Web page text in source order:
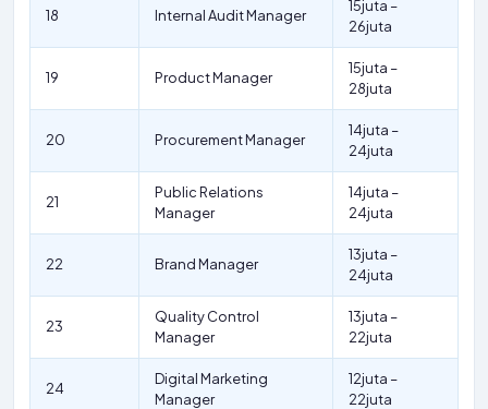
18 Internal Audit Manager
15juta –
26juta
19 Product Manager
15juta –
28juta
20 Procurement Manager
14juta –
24juta
21
Public Relations
Manager
14juta –
24juta
22 Brand Manager
13juta –
24juta
23
Quality Control
Manager
13juta –
22juta
24
Digital Marketing
Manager
12juta –
22juta